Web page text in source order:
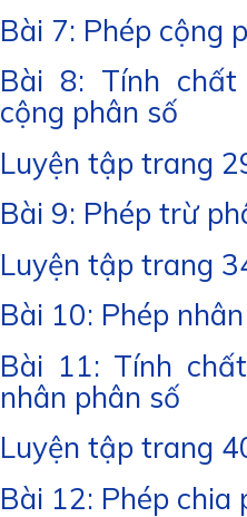
Bài 7: Phép cộng
Bài 8: Tính
cộng phân số
Luyện tập trang
Bài 9: Phép trừ
Luyện tập trang
Bài 10: Phép
Bài 11: Tính
nhân phân số
Luyện tập trang
Bài 12: Phép chia